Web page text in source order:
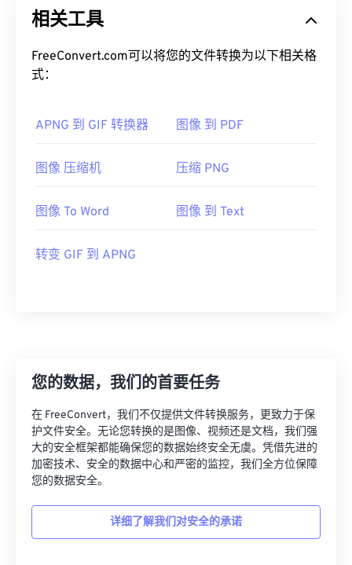
相关工具
FreeConvert.com可以将您的文件转换为以下相关格
式：
APNG 到 GIF 转换器 图像 到 PDF
图像 压缩机 压缩 PNG
图像 To Word 图像 到 Text
转变 GIF 到 APNG
您的数据，我们的首要任务
在 FreeConvert，我们不仅提供文件转换服务，更致力于保
护文件安全。无论您转换的是图像、视频还是文档，我们强
大的安全框架都能确保您的数据始终安全无虞。凭借先进的
加密技术、安全的数据中心和严密的监控，我们全方位保障
您的数据安全。
详细了解我们对安全的承诺